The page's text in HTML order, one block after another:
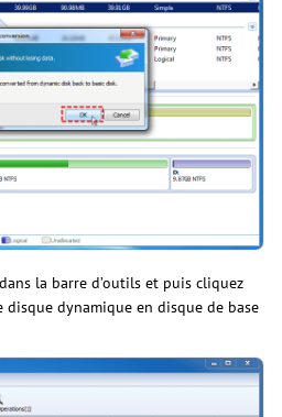
dans la barre d’outils et puis cliquez
dynamique en disque de base